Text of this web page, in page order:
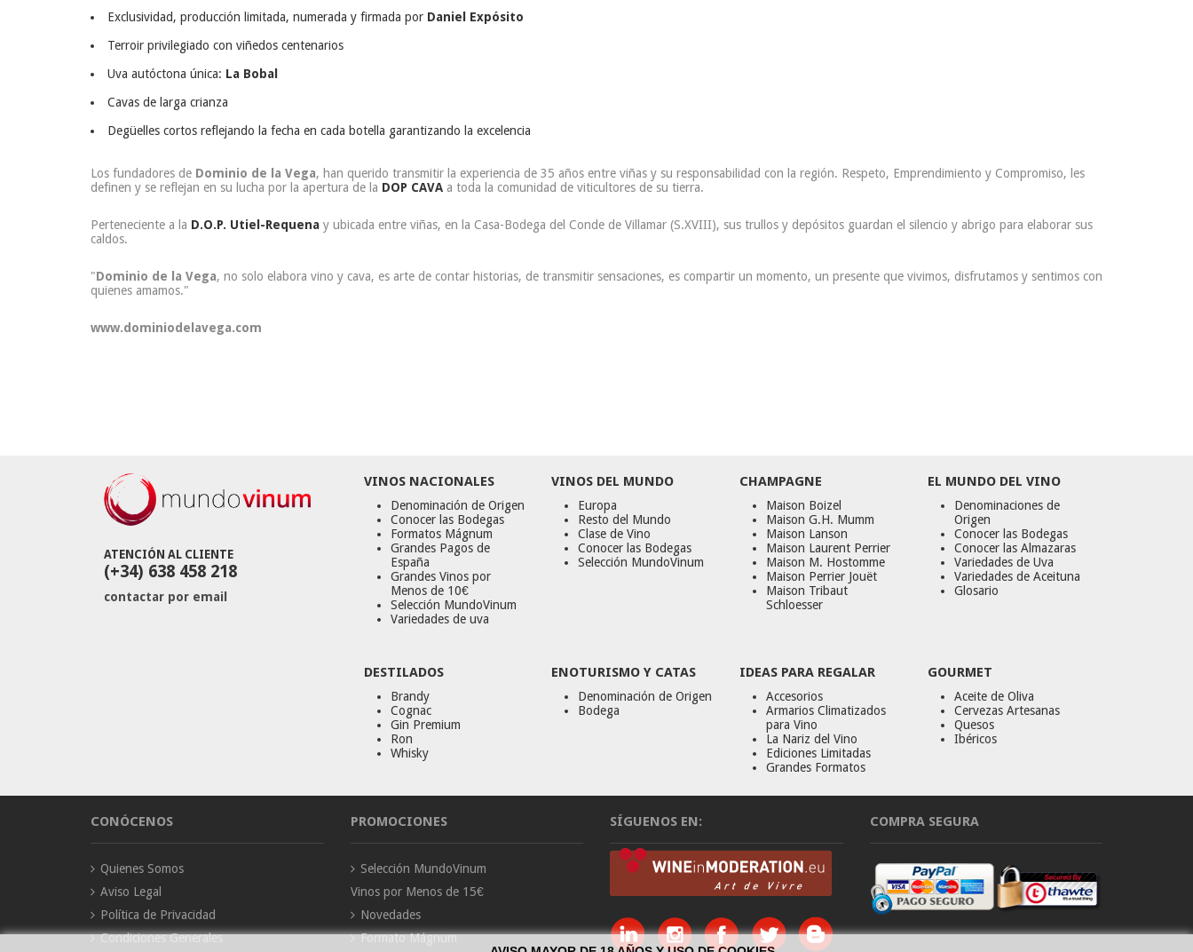
Exclusividad, producción limitada, numerada y firmada por Daniel Expósito
Terroir privilegiado con viñedos centenarios
Uva autóctona única: La Bobal
Cavas de larga crianza
Degüelles cortos reflejando la fecha en cada botella garantizando la excelencia
Los fundadores de Dominio de la Vega, han querido transmitir la experiencia de 35 años entre viñas y su responsabilidad con la región. Respeto, Emprendimiento y Compromiso, les
definen y se reflejan en su lucha por la apertura de la DOP CAVA a toda la comunidad de viticultores de su tierra.
Perteneciente a la D.O.P. Utiel-Requena y ubicada entre viñas, en la Casa-Bodega del Conde de Villamar (S.XVIII), sus trullos y depósitos guardan el silencio y abrigo para elaborar sus
caldos.
"Dominio de la Vega, no solo elabora vino y cava, es arte de contar historias, de transmitir sensaciones, es compartir un momento, un presente que vivimos, disfrutamos y sentimos con
quienes amamos."
www.dominiodelavega.com
ATENCIÓN AL CLIENTE
(+34) 638 458 218
contactar por email
VINOS NACIONALES
Denominación de Origen
Conocer las Bodegas
Formatos Mágnum
Grandes Pagos de
España
Grandes Vinos por
Menos de 10€
Selección MundoVinum
Variedades de uva
VINOS DEL MUNDO
Europa
Resto del Mundo
Clase de Vino
Conocer las Bodegas
Selección MundoVinum
CHAMPAGNE
Maison Boizel
Maison G.H. Mumm
Maison Lanson
Maison Laurent Perrier
Maison M. Hostomme
Maison Perrier Jouët
Maison Tribaut
Schloesser
EL MUNDO DEL VINO
Denominaciones de
Origen
Conocer las Bodegas
Conocer las Almazaras
Variedades de Uva
Variedades de Aceituna
Glosario
DESTILADOS
Brandy
Cognac
Gin Premium
Ron
Whisky
ENOTURISMO Y CATAS
Denominación de Origen
Bodega
IDEAS PARA REGALAR
Accesorios
Armarios Climatizados
para Vino
La Nariz del Vino
Ediciones Limitadas
Grandes Formatos
GOURMET
Aceite de Oliva
Cervezas Artesanas
Quesos
Ibéricos
CONÓCENOS
Quienes Somos
Aviso Legal
Política de Privacidad
Condiciones Generales
PROMOCIONES
Selección MundoVinum
Vinos por Menos de 15€
Novedades
Formato Mágnum
SÍGUENOS EN: COMPRA SEGURA